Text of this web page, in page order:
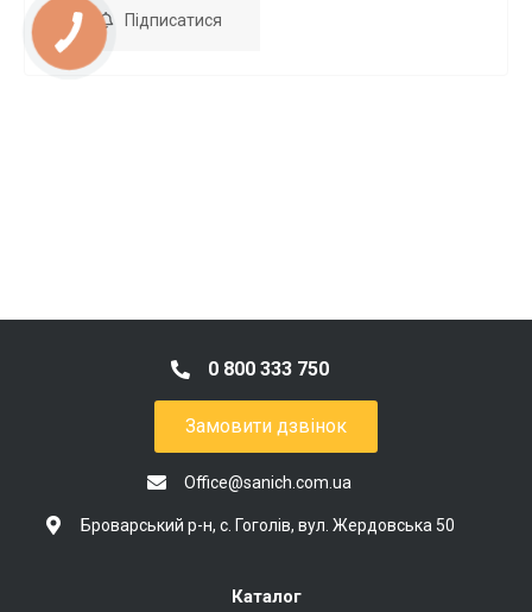
Підписатися
0 800 333 750
Замовити дзвінок
Office@sanich.com.ua
Броварський р-н, с. Гоголів, вул. Жердовська 50
Каталог